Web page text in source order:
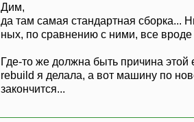
Дим,
да там самая стандартная сборка...
ных, по сравнению с ними, все
Где-то же должна быть причина этой
rebuild я делала, а вот машину по
закончится...